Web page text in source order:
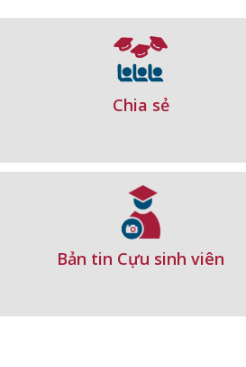
Chia sẻ
Bản tin Cựu sinh viên